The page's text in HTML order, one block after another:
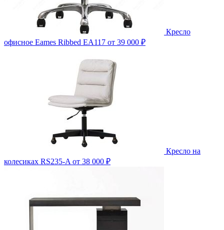
Кресло
офисное Eames Ribbed EA117 от 39 000 ₽
Кресло на
колесиках RS235-A от 38 000 ₽